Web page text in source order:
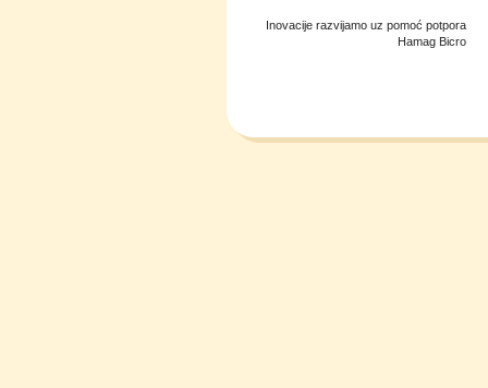
Inovacije razvijamo uz pomoć potpora
Hamag Bicro